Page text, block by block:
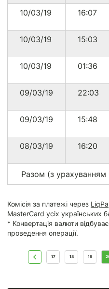
10/03/19
16:07
10/03/19
15:03
10/03/19
01:36
09/03/19
22:03
09/03/19
15:48
08/03/19
16:20
Разом (з урахуванням
Комісія за платежі через
MasterCard усіх українських
* Конвертація валюти
проведення операції.
17 18 19